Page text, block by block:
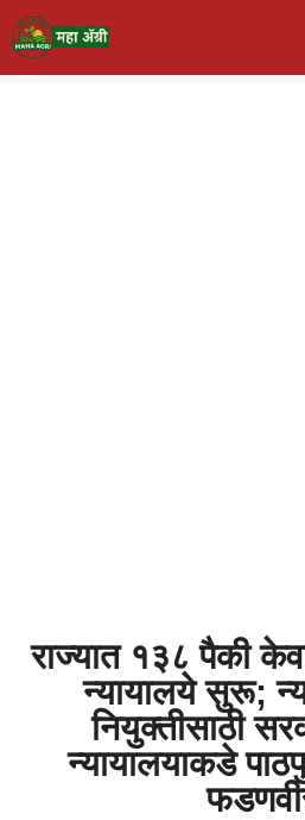
राज्यात १३८ पैकी
न्यायालये सुरू;
नियुक्तीसाठी
न्यायालयाकडे